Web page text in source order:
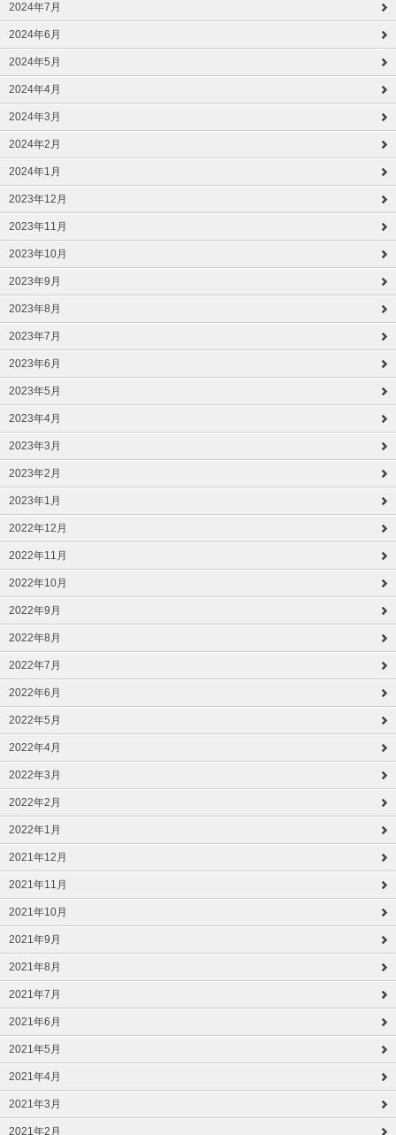
2024年7月
2024年6月
2024年5月
2024年4月
2024年3月
2024年2月
2024年1月
2023年12月
2023年11月
2023年10月
2023年9月
2023年8月
2023年7月
2023年6月
2023年5月
2023年4月
2023年3月
2023年2月
2023年1月
2022年12月
2022年11月
2022年10月
2022年9月
2022年8月
2022年7月
2022年6月
2022年5月
2022年4月
2022年3月
2022年2月
2022年1月
2021年12月
2021年11月
2021年10月
2021年9月
2021年8月
2021年7月
2021年6月
2021年5月
2021年4月
2021年3月
2021年2月